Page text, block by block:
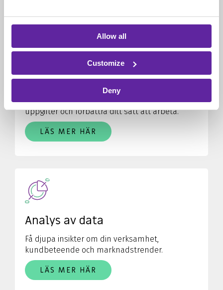
Allow all
Customize
Deny
RPA
Automatisera repetitiva och långsamma
uppgifter och förbättra ditt sätt att arbeta.
LÄS MER HÄR
Analys av data
Få djupa insikter om din verksamhet,
kundbeteende och marknadstrender.
LÄS MER HÄR